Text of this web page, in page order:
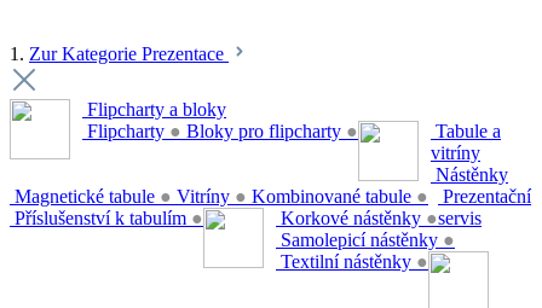
1. Zur Kategorie Prezentace
Flipcharty a bloky
Flipcharty ● Bloky pro flipcharty ●
Tabule a
vitríny
Magnetické tabule ● Vitríny ● Kombinované tabule ●
Příslušenství k tabulím ●
Nástěnky
Korkové nástěnky ●
Samolepicí nástěnky ●
Textilní nástěnky ●
Prezentační
servis